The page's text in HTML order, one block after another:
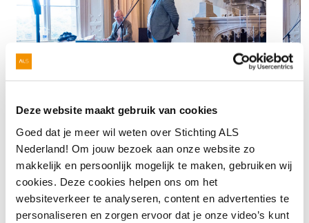
Deze website maakt gebruik van cookies
Goed dat je meer wil weten over Stichting ALS
Nederland! Om jouw bezoek aan onze website zo
makkelijk en persoonlijk mogelijk te maken, gebruiken wij
cookies. Deze cookies helpen ons om het
websiteverkeer te analyseren, content en advertenties te
personaliseren en zorgen ervoor dat je onze video’s kunt
Workshops
In twee geschakelde historische zalen en
gegroepeerde tafels met knutselmaterialen legt Aafke